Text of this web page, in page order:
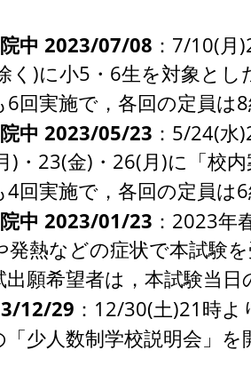
中 2023/07/08 ：7/10(
く)に小5・6生を対象と
6回実施で，各回の定員
中 2023/05/23 ：5/24(水
)・23(金)・26(月)に「校
4回実施で，各回の定員
中 2023/01/23 ：2023年
発熱などの症状で本試験
出願希望者は，本試験当
12/29 ：12/30(土)21時
「少人数制学校説明会」